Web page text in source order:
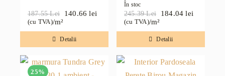
187.55Lei
Prețul
inițial
fost:
187.55 lei.
140.66lei
Prețul
curent
140.66 lei.
(cu TVA)/m²
Detalii
În stoc
245.39Lei
Prețul
inițial
fost:
245.39 lei.
184.04lei
Prețul
curent
184.04 lei.
(cu TVA)/m²
Detalii
25%